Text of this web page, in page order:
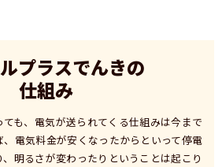
プラスでんきの
仕組み
も、電気が送られてくる仕組みは今まで
、電気料金が安くなったからといって停電
明るさが変わったりということは起こり